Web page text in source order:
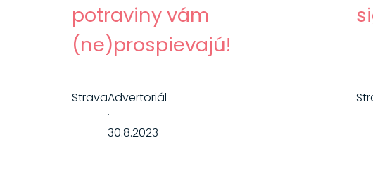
potraviny vám
(ne)prospievajú!
StravaAdvertoriál
·
30.8.2023